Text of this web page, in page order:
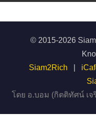
© 2015-2026
Siam2Rich
โดย อ.บอม (กิตติทัศน์ เ